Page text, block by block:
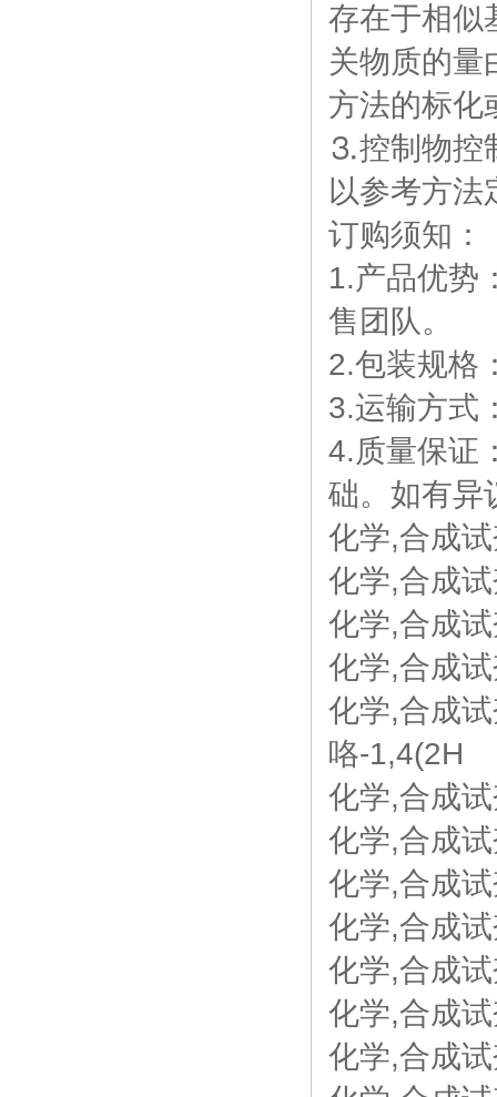
存在于相似
关物质的量
方法的标化
⒊控制物控
以参考方
订购须知：
1.产品优势
售团队。
2.包装规格
3.运输方式
4.质量保证
础。如有异
化学,合成
化学,合成
化学,合成
化学,合成
化学,合成
咯-1,4(2H
化学,合成
化学,合成
化学,合成
化学,合成
化学,合成
化学,合成
化学,合成